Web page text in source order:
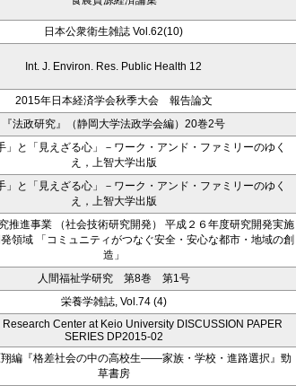
日本公衆衛生雑誌 Vol.62(10)
Int. J. Environ. Res. Public Health 12
2015年日本経済学会秋季大会 報告論文
『法政研究』（静岡大学法政学会編）20巻2号
」と「見えざる心」－ワーク・アンド・ファミリーのゆく
え，上智大学出版
」と「見えざる心」－ワーク・アンド・ファミリーのゆく
え，上智大学出版
推進事業 （社会技術研究開発） 平成２６年度研究開発実施
領域 「コミュニティがつなぐ安全・安心な都市・地域の創
造」
人間福祉学研究 第8巻 第1号
栄養学雑誌, Vol.74 (4)
Research Center at Keio University DISCUSSION PAPER
SERIES DP2015-02
編『格差社会の中の高校生――家族・学校・進路選択』勁
草書房